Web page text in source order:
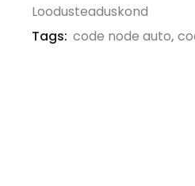
Loodusteaduskond
Tags: code node auto,